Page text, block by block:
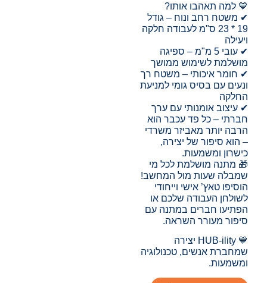
💙 למה תאהבו אותו?
✔ משטח רחב ונוח – גודל
19 * 23 ס"מ לעבודה חלקה
ויעילה
✔ עובי 5 מ"מ – ספיגה
מושלמת לשימוש ממושך
✔ חומר איכותי – משטח רך
ונעים עם בסיס גומי למניעת
החלקה
✔ עיצוב אומנותי עם ערך
חברתי – כל פד עכבר הוא
הרבה יותר מאביזר משרדי
– הוא סיפור של יצירה,
כישרון ומשמעות.
🎁 מתנה מושלמת לכל מי
שמבלה שעות מול המחשב!
הוסיפו טאץ’ אישי וייחודי
לשולחן העבודה שלכם או
הפתיעו חברים במתנה עם
סיפור מעורר השראה.
💙 HUB-ility יצירה
שמחברת אנשים, טכנולוגיה
ומשמעות.